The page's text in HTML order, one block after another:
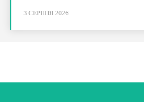
3 СЕРПНЯ 2026